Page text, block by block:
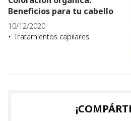
Beneficios para tu cabello
10/12/2020
Tratamientos capilares